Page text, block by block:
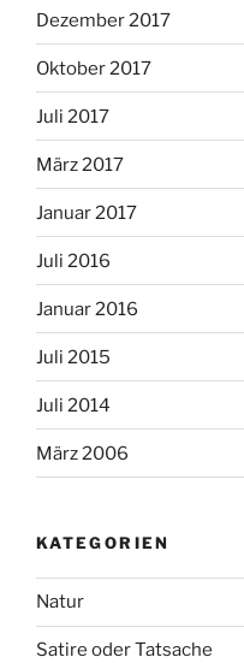
Dezember 2017
Oktober 2017
Juli 2017
März 2017
Januar 2017
Juli 2016
Januar 2016
Juli 2015
Juli 2014
März 2006
KATEGORIEN
Natur
Satire oder Tatsache